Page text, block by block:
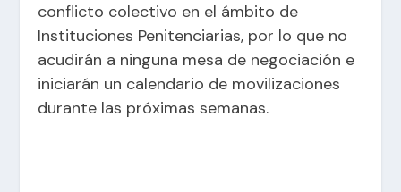
conflicto colectivo en el ámbito de
Instituciones Penitenciarias, por lo que no
acudirán a ninguna mesa de negociación e
iniciarán un calendario de movilizaciones
durante las próximas semanas.